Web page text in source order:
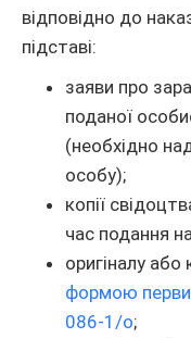
відповідно до
підставі:
заяви про
поданої
(необхідно
особу);
копії
час подання
оригіналу або
формою
086-1/о;